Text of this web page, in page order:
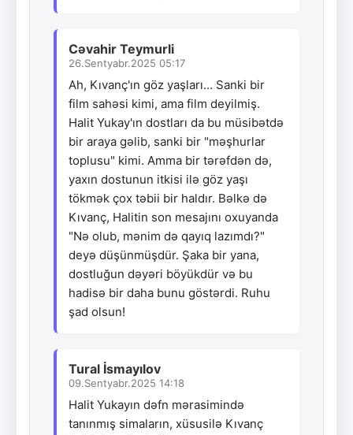
Cəvahir Teymurli
26.Sentyabr.2025 05:17
Ah, Kıvanç'ın göz yaşları... Sanki bir
film sahəsi kimi, ama film deyilmiş.
Halit Yukay'ın dostları da bu müsibətdə
bir araya gəlib, sanki bir "məşhurlar
toplusu" kimi. Amma bir tərəfdən də,
yaxın dostunun itkisi ilə göz yaşı
tökmək çox təbii bir haldır. Bəlkə də
Kıvanç, Halitin son mesajını oxuyanda
"Nə olub, mənim də qayıq lazımdı?"
deyə düşünmüşdür. Şaka bir yana,
dostluğun dəyəri böyükdür və bu
hadisə bir daha bunu göstərdi. Ruhu
şad olsun!
Tural İsmayılov
09.Sentyabr.2025 14:18
Halit Yukayın dəfn mərasimində
tanınmış simaların, xüsusilə Kıvanç